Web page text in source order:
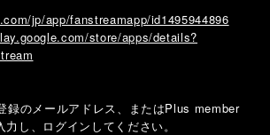
jp/app/fanstreamapp/id1495944896
store/apps/details?
録のメールアドレス、またはPlus member
し、ログインしてください。